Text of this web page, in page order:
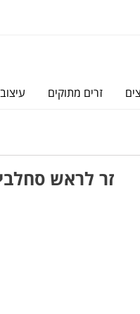
זרים מתוקים
זר לראש